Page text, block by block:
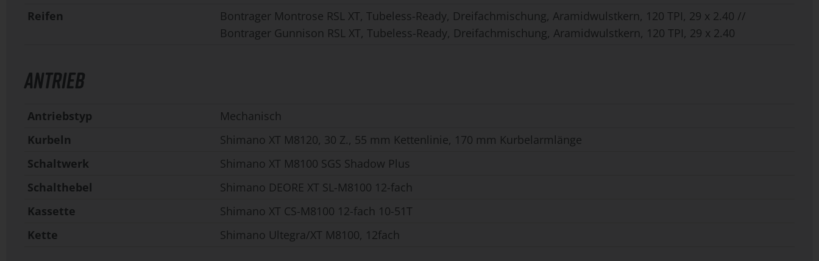
Reifen
Bontrager Montrose RSL XT, Tubeless-Ready, Dreifachmischung, Aramidwulstkern, 120 TPI, 29 x 2.40 //
Bontrager Gunnison RSL XT, Tubeless-Ready, Dreifachmischung, Aramidwulstkern, 120 TPI, 29 x 2.40
ANTRIEB
Antriebstyp
Mechanisch
Kurbeln
Shimano XT M8120, 30 Z., 55 mm Kettenlinie, 170 mm Kurbelarmlänge
Schaltwerk
Shimano XT M8100 SGS Shadow Plus
Schalthebel
Shimano DEORE XT SL-M8100 12-fach
Kassette
Shimano XT CS-M8100 12-fach 10-51T
Kette
Shimano Ultegra/XT M8100, 12fach